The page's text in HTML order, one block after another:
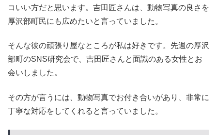
コいい方だと思います。吉田匠さんは、動物写真の良さを
厚沢部町民にも広めたいと言っていました。
そんな彼の頑張り屋なところが私は好きです。先週の厚沢
部町のSNS研究会で、吉田匠さんと面識のある女性とお
会いしました。
その方が言うには、動物写真でお付き合いがあり、非常に
丁寧な対応をしてくれると言っていました。